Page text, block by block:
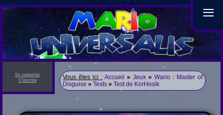
≡
Se connecter
S'inscrire
Vous êtes ici : Accueil » Jeux » Wario : Master of
Disguise » Tests » Test de KorHosik